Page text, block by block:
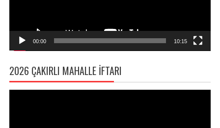
00:00 10:15
2026 ÇAKIRLI MAHALLE İFTARI